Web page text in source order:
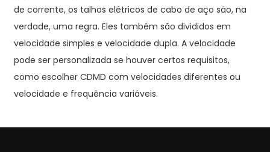
de corrente, os talhos elétricos de cabo de aço são, na
verdade, uma regra. Eles também são divididos em
velocidade simples e velocidade dupla. A velocidade
pode ser personalizada se houver certos requisitos,
como escolher CDMD com velocidades diferentes ou
velocidade e frequência variáveis.